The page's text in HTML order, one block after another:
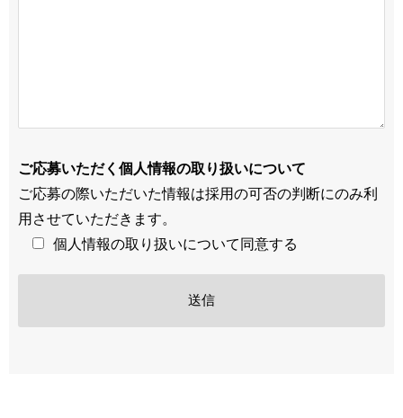
ご応募いただく個人情報の取り扱いについて
ご応募の際いただいた情報は採用の可否の判断にのみ利
用させていただきます。
個人情報の取り扱いについて同意する